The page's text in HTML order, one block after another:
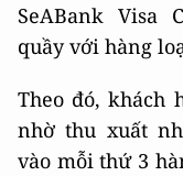
SeABank Visa
quầy với hàng
Theo đó, khách
nhờ thu xuất
vào mỗi thứ 3